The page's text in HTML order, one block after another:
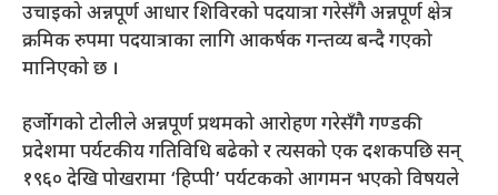
उचाइको अन्नपूर्ण आधार शिविरको पदयात्रा गरेसँगै अन्नपूर्ण क्षेत्र
क्रमिक रुपमा पदयात्राका लागि आकर्षक गन्तव्य बन्दै गएको
मानिएको छ ।
हर्जोगको टोलीले अन्नपूर्ण प्रथमको आरोहण गरेसँगै गण्डकी
प्रदेशमा पर्यटकीय गतिविधि बढेको र त्यसको एक दशकपछि सन्
१९६० देखि पोखरामा ‘हिप्पी’ पर्यटकको आगमन भएको विषयले